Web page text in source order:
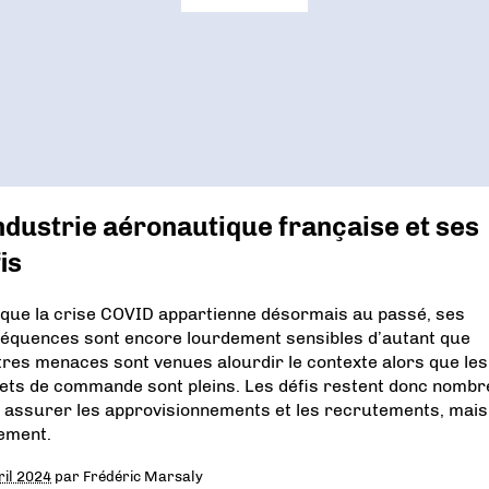
aéronautique française et ses
la crise COVID appartienne désormais au passé, ses
sont encore lourdement sensibles d’autant que
menaces sont venues alourdir le contexte alors que les
de commande sont pleins. Les défis restent donc
les approvisionnements et les recrutements,
2024 par Frédéric Marsaly